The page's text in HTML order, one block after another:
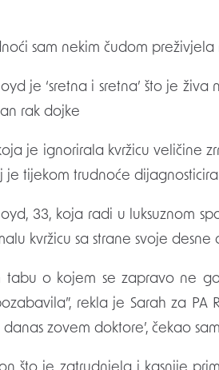
sam nekim čudom
je ‘sretna i sretna’ što je
rak dojke
je ignorirala kvržicu veličine
je tijekom trudnoće
33, koja radi u luksuznom
kvržicu sa strane svoje desne
tabu o kojem se zapravo ne
rekla je Sarah za PA
danas zovem doktore’, čekao